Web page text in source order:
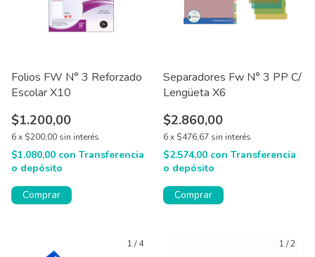
Folios FW N° 3 Reforzado
Escolar X10
$1.200,00
6x $200,00 sin interés
$1.080,00 con Transferencia
o depósito
Separadores Fw N° 3 PP C/
Lengüeta X6
$2.860,00
6x $476,67 sin interés
$2.574,00 con Transferencia
o depósito
Comprar
1 /4 1 /2